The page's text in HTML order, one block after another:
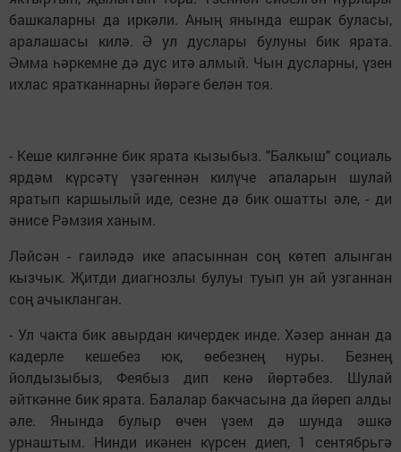
башкаларны да иркәли. Аның янында ешрак буласы,
аралашасы килә. Ә ул дуслары булуны бик ярата.
Әмма һәркемне дә дус итә алмый. Чын дусларны, үзен
ихлас яратканнарны йөрәге белән тоя.
- Кеше килгәнне бик ярата кызыбыз. "Балкыш" социаль
ярдәм күрсәтү үзәгеннән килүче апаларын шулай
яратып каршылый иде, сезне дә бик ошатты әле, - ди
әнисе Рәмзия ханым.
Ләйсән - гаиләдә ике апасыннан соң көтеп алынган
кызчык. Җитди диагнозлы булуы туып ун ай узганнан
соң ачыкланган.
- Ул чакта бик авырдан кичердек инде. Хәзер аннан да
кадерле кешебез юк, өебезнең нуры. Безнең
йолдызыбыз, Феябыз дип кенә йөртәбез. Шулай
әйткәнне бик ярата. Балалар бакчасына да йөреп алды
әле. Янында булыр өчен үзем дә шунда эшкә
урнаштым. Нинди икәнен күрсен диеп, 1 сентябрьгә